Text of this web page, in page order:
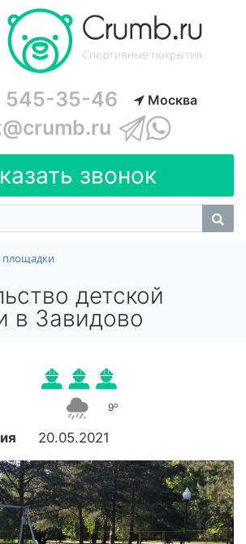
545-35-46 Москва
звонок
площадки
детской
в Завидово
9o
20.05.2021